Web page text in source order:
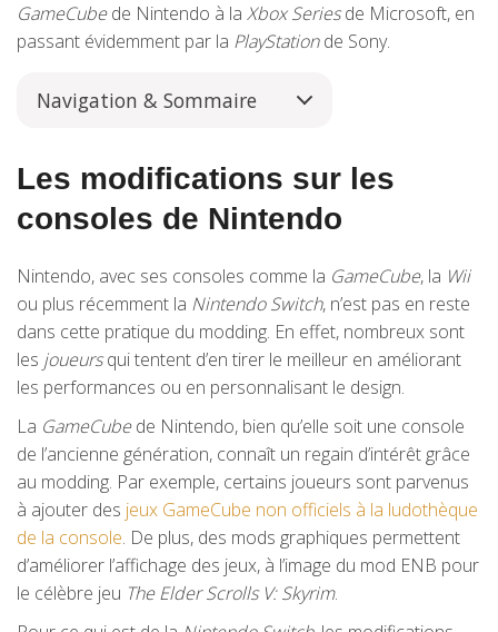
GameCubede Nintendo à la Xbox Seriesde Microsoft, en
passant évidemment par la PlayStationde Sony.
Navigation & Sommaire
Les modifications sur les
consoles de Nintendo
Nintendo, avec ses consoles comme la GameCube, la Wii
ou plus récemment la Nintendo Switch, n’est pas en reste
dans cette pratique du modding. En effet, nombreux sont
les joueursqui tentent d’en tirer le meilleur en améliorant
les performances ou en personnalisant le design.
La GameCubede Nintendo, bien qu’elle soit une console
de l’ancienne génération, connaît un regain d’intérêt grâce
au modding. Par exemple, certains joueurs sont parvenus
à ajouter des jeux GameCube non officiels à la ludothèque
de la console. De plus, des mods graphiques permettent
d’améliorer l’affichage des jeux, à l’image du mod ENB pour
le célèbre jeu The Elder Scrolls V: Skyrim.